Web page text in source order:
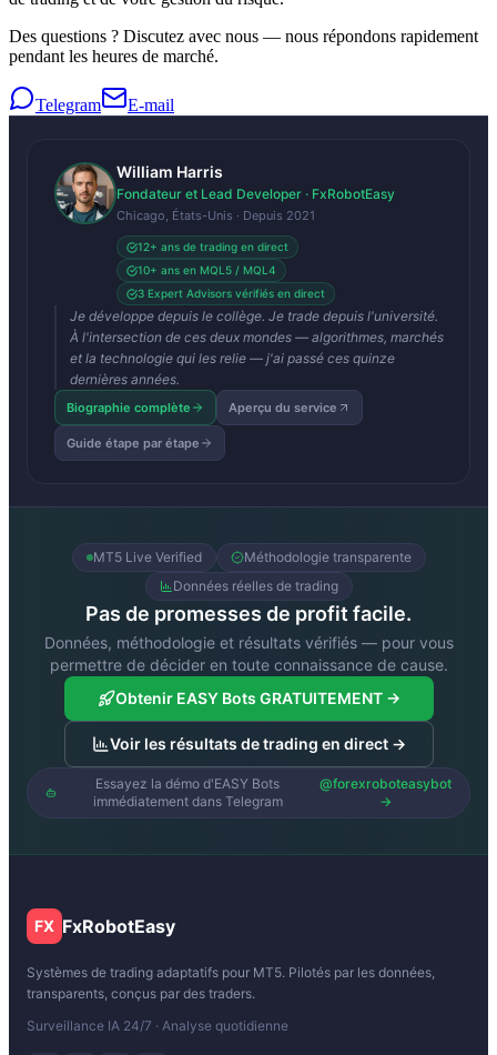
Des questions ? Discutez avec nous — nous répondons rapidement
pendant les heures de marché.
Telegram E-mail
William Harris
Fondateur et Lead Developer · FxRobotEasy
Chicago, États-Unis · Depuis 2021
12+ ans de trading en direct
10+ ans en MQL5 / MQL4
3 Expert Advisors vérifiés en direct
Je développe depuis le collège. Je trade depuis l'université.
À l'intersection de ces deux mondes — algorithmes, marchés
et la technologie qui les relie — j'ai passé ces quinze
dernières années.
Biographie complète Aperçu du service
Guide étape par étape
MT5 Live Verified
Méthodologie transparente
Données réelles de trading
Pas de promesses de profit facile.
Données, méthodologie et résultats vérifiés — pour vous
permettre de décider en toute connaissance de cause.
Obtenir EASY Bots GRATUITEMENT →
Voir les résultats de trading en direct →
Essayez la démo d'EASY Bots
immédiatement dans Telegram
@forexroboteasybot
→
FX FxRobotEasy
Systèmes de trading adaptatifs pour MT5. Pilotés par les données,
transparents, conçus par des traders.
Surveillance IA 24/7 · Analyse quotidienne